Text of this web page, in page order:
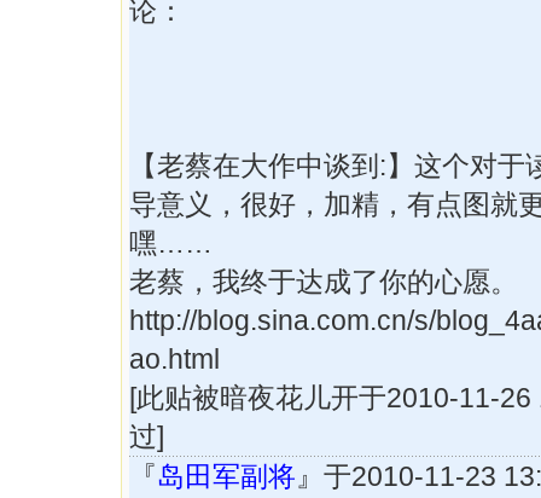
论：
【老蔡在大作中谈到:】这个对于
导意义，很好，加精，有点图就
嘿……
老蔡，我终于达成了你的心愿。
http://blog.sina.com.cn/s/
ao.html
[此贴被暗夜花儿开于2010-11-26
过]
『岛田军副将 』于2010-11-23